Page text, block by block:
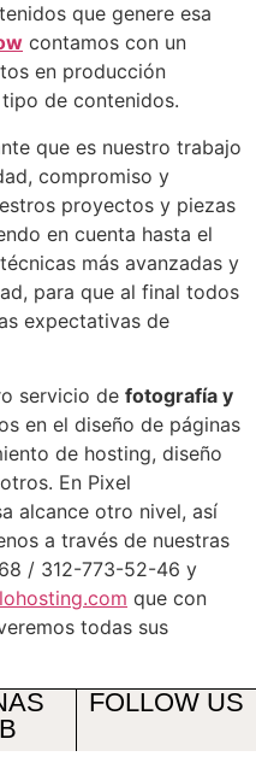
que genere esa
contamos con un
en producción
de contenidos.
que es nuestro trabajo
compromiso y
proyectos y piezas
en cuenta hasta el
más avanzadas y
para que al final todos
expectativas de
servicio de fotografía y
en el diseño de páginas
de hosting, diseño
En Pixel
alcance otro nivel, así
a través de nuestras
/ 312-773-52-46 y
que con
todas sus
FOLLOW US